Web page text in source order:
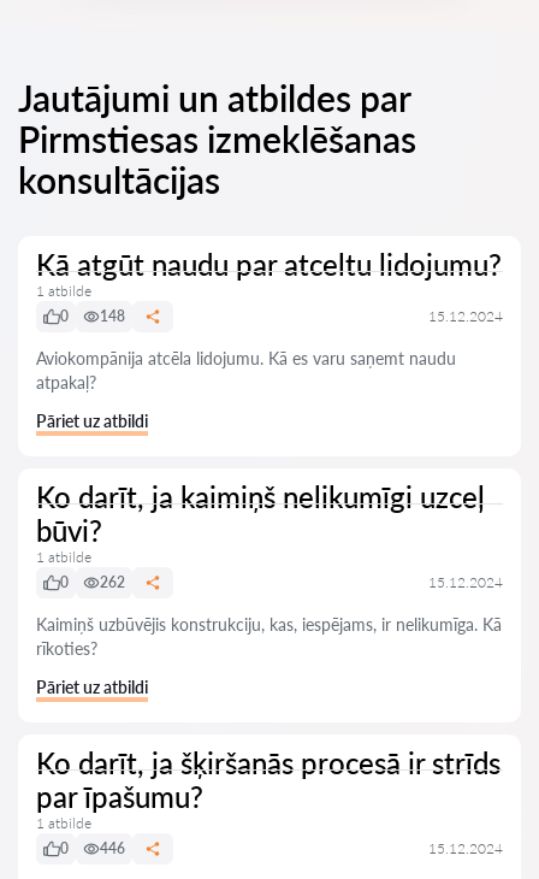
Jautājumi un atbildes par
Pirmstiesas izmeklēšanas
konsultācijas
Kā atgūt naudu par atceltu lidojumu?
1 atbilde
0
148 15.12.2024
Aviokompānija atcēla lidojumu. Kā es varu saņemt naudu
atpakaļ?
Pāriet uz atbildi
Ko darīt, ja kaimiņš nelikumīgi uzceļ
būvi?
1 atbilde
0
262 15.12.2024
Kaimiņš uzbūvējis konstrukciju, kas, iespējams, ir nelikumīga. Kā
rīkoties?
Pāriet uz atbildi
Ko darīt, ja šķiršanās procesā ir strīds
par īpašumu?
1 atbilde
0
446 15.12.2024